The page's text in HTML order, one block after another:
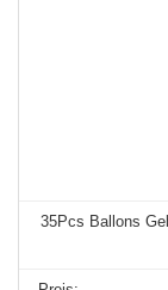
35Pcs Ballons